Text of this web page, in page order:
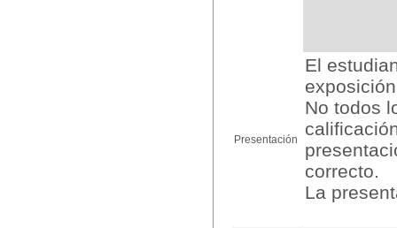
Presentación
El
No todos
correcto.
La